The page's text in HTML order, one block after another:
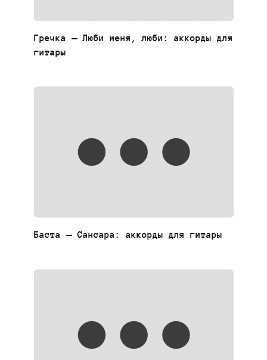
Гречка — Люби меня, люби: аккорды для
гитары
Баста — Сансара: аккорды для гитары